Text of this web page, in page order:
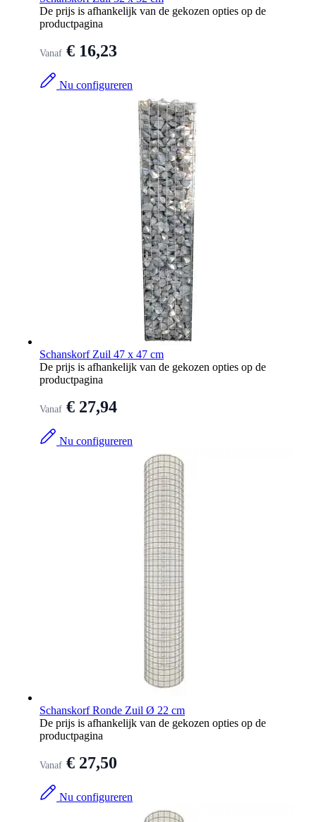
De prijs is afhankelijk van de gekozen opties op de
productpagina
Vanaf € 16,23
Nu configureren
Schanskorf Zuil 47 x 47 cm
De prijs is afhankelijk van de gekozen opties op de
productpagina
Vanaf € 27,94
Nu configureren
Schanskorf Ronde Zuil Ø 22 cm
De prijs is afhankelijk van de gekozen opties op de
productpagina
Vanaf € 27,50
Nu configureren